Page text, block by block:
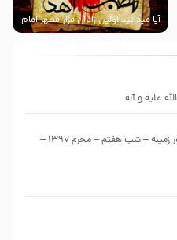
آیا میدانید اولین زائران مزار مطهر امام
حسین (علیه السلام) چه کسانی
علیه و آله
من غلام نوکراتم من عاشق کربلاتم – شور زمینه – شب هفتم – محرم 1397 –